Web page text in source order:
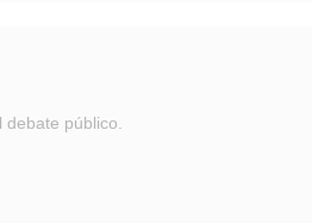
público.